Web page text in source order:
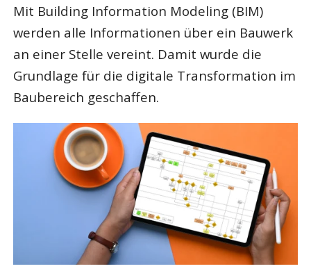
Mit Building Information Modeling (BIM)
werden alle Informationen über ein Bauwerk
an einer Stelle vereint. Damit wurde die
Grundlage für die digitale Transformation im
Baubereich geschaffen.